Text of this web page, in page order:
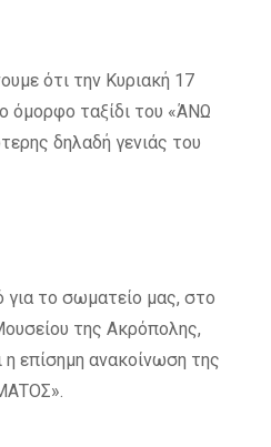
ότι την Κυριακή 17
όμορφο ταξίδι του «ΆΝΩ
δηλαδή γενιάς του
το σωματείο μας, στο
της Ακρόπολης,
η επίσημη ανακοίνωση της